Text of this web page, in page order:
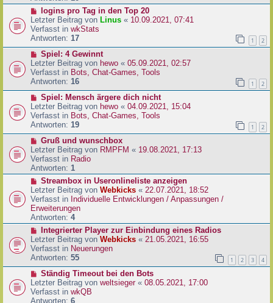
r
a
g
r
B
e
i
t
a
g
N
e
u
e
r
B
e
i
t
r
a
g
logins pro Tag in den Top 20
Letzter Beitrag von Linus « 10.09.2021, 07:41
Verfasst in wkStats
Antworten: 17 1 2
N
e
u
e
r
B
e
i
t
r
a
g
Spiel: 4 Gewinnt
Letzter Beitrag von hewo « 05.09.2021, 02:57
Verfasst in Bots, Chat-Games, Tools
Antworten: 16 1 2
N
e
u
e
r
B
e
i
t
a
g
Spiel: Mensch ärgere dich nicht
Letzter Beitrag von hewo « 04.09.2021, 15:04
Verfasst in Bots, Chat-Games, Tools
Antworten: 19 1 2
N
e
u
e
r
B
e
i
t
r
a
g
Gruß und wunschbox
Letzter Beitrag von RMPFM « 19.08.2021, 17:13
Verfasst in Radio
Antworten: 1
N
e
u
e
r
B
e
i
t
r
a
g
Streambox in Useronlineliste anzeigen
Letzter Beitrag von Webkicks « 22.07.2021, 18:52
Verfasst in Individuelle Entwicklungen / Anpassungen /
Erweiterungen
Antworten: 4
N
e
u
e
r
B
e
i
Integrierter Player zur Einbindung eines Radios
Letzter Beitrag von Webkicks « 21.05.2021, 16:55
Verfasst in Neuerungen
Antworten: 55 1 2 3 4
N
e
u
e
Ständig Timeout bei den Bots
Letzter Beitrag von weltsieger« 08.05.2021, 17:00
Verfasst in wkQB
Antworten: 6